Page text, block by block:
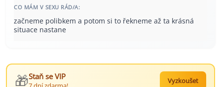
CO MÁM V SEXU RÁD/A:
začneme polibkem a potom si to řekneme až ta krásná
situace nastane
🎁Staň se VIP Vyzkoušet